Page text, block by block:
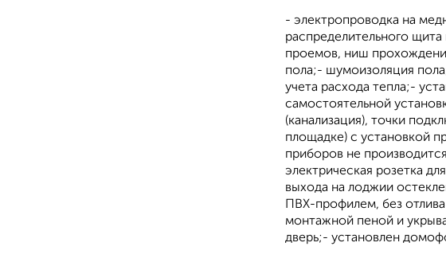
- электропроводка на
распределительного
проемов, ниш
пола;- шумоизоляция
учета расхода тепла;-
самостоятельной
(канализация), точки
площадке) с установкой
приборов не
электрическая розетка
выхода на лоджии
ПВХ-профилем, без
монтажной пеной и
дверь;- установлен